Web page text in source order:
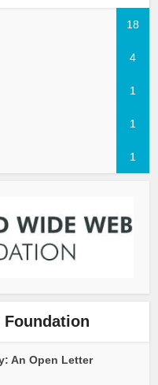
18
4
1
1
1
Foundation
An Open Letter